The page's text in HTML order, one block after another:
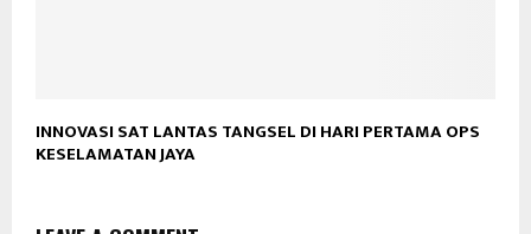
INNOVASI SAT LANTAS TANGSEL DI HARI PERTAMA OPS
KESELAMATAN JAYA